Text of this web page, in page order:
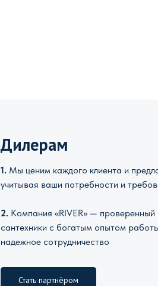
Дилерам
1. Мы ценим каждого клиента и
учитывая ваши потребности и
2. Компания «RIVER» — проверенный
сантехники с богатым опытом
надежное сотрудничество
Стать партнёром